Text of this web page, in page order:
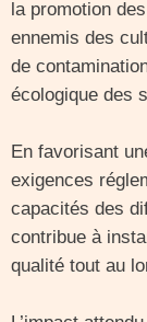
la promotion
ennemis des
de
écologique des
En favorisant
exigences
capacités des
contribue à
qualité tout au